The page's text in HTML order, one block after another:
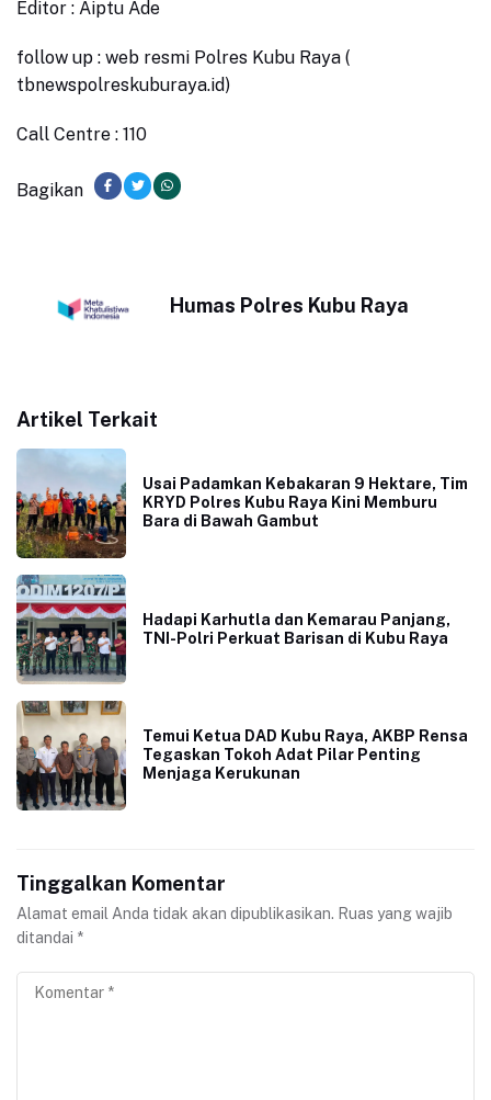
Editor : Aiptu Ade
follow up : web resmi Polres Kubu Raya (
tbnewspolreskuburaya.id)
Call Centre : 110
Bagikan
Humas Polres Kubu Raya
Artikel Terkait
Usai Padamkan Kebakaran 9 Hektare, Tim
KRYD Polres Kubu Raya Kini Memburu
Bara di Bawah Gambut
Hadapi Karhutla dan Kemarau Panjang,
TNI-Polri Perkuat Barisan di Kubu Raya
Temui Ketua DAD Kubu Raya, AKBP Rensa
Tegaskan Tokoh Adat Pilar Penting
Menjaga Kerukunan
Tinggalkan Komentar
Alamat email Anda tidak akan dipublikasikan. Ruas yang wajib
ditandai *